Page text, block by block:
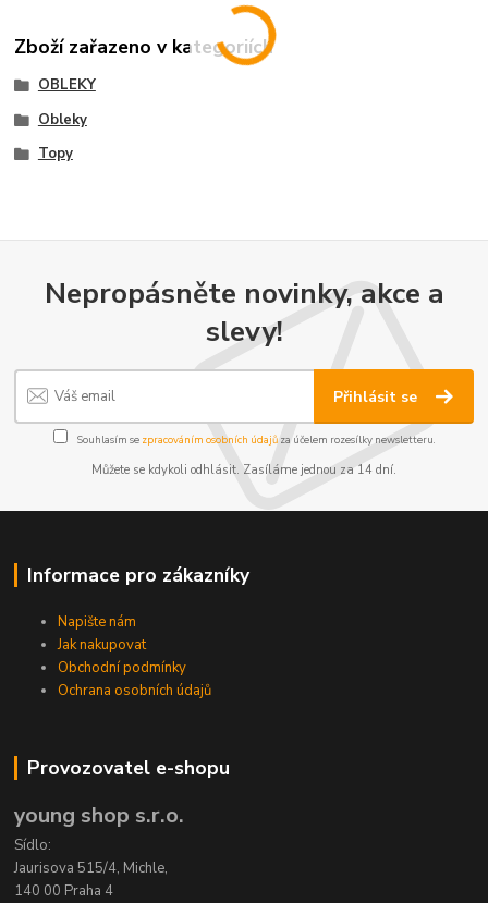
Zboží zařazeno v kategoriích
OBLEKY
Obleky
Topy
Nepropásněte novinky, akce a
slevy!
Přihlásit se
Souhlasím se zpracováním osobních údajůza účelem rozesílky newsletteru.
Můžete se kdykoli odhlásit. Zasíláme jednou za 14 dní.
Informace pro zákazníky
Napište nám
Jak nakupovat
Obchodní podmínky
Ochrana osobních údajů
Provozovatel e-shopu
young shop s.r.o.
Sídlo:
Jaurisova 515/4, Michle,
140 00 Praha 4